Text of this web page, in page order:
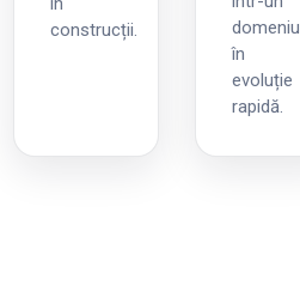
construcții.
domeniu
în
evoluție
rapidă.